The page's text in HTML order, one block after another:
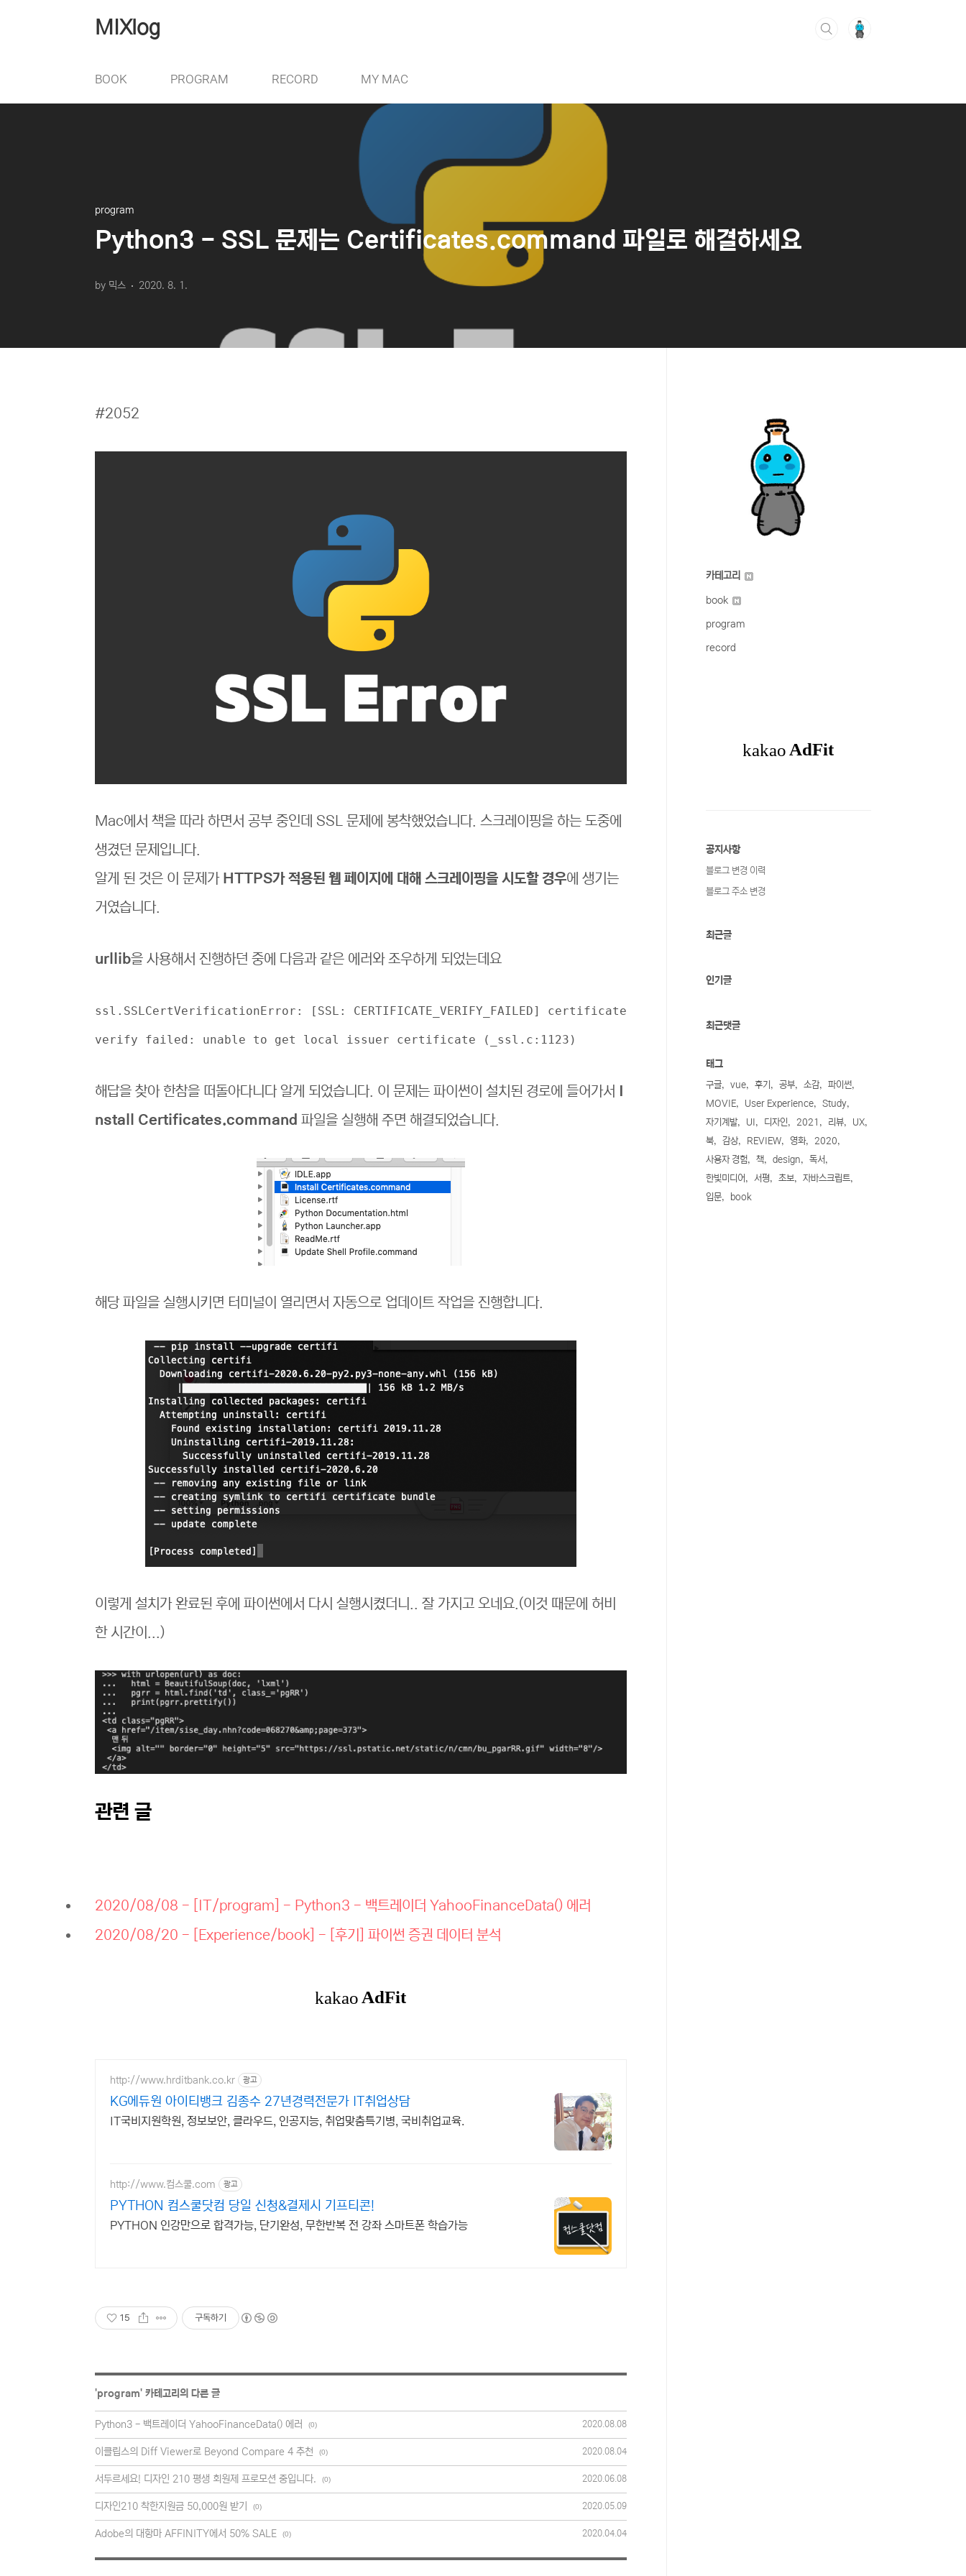
MIXlog
BOOK PROGRAM RECORD MY MAC
program
Python3 - SSL 문제는 Certificates.command 파일로 해결하세요
by 믹스 2020. 8. 1.
#2052
Mac에서 책을 따라 하면서 공부 중인데 SSL 문제에 봉착했었습니다. 스크레이핑을 하는 도중에
생겼던 문제입니다.
알게 된 것은 이 문제가 HTTPS가 적용된 웹 페이지에 대해 스크레이핑을 시도할 경우에 생기는
거였습니다.
urllib을 사용해서 진행하던 중에 다음과 같은 에러와 조우하게 되었는데요
ssl.SSLCertVerificationError: [SSL: CERTIFICATE_VERIFY_FAILED] certificate
verify failed: unable to get local issuer certificate (_ssl.c:1123)
해답을 찾아 한참을 떠돌아다니다 알게 되었습니다. 이 문제는 파이썬이 설치된 경로에 들어가서
nstall Certificates.command 파일을 실행해 주면 해결되었습니다.
해당 파일을 실행시키면 터미널이 열리면서 자동으로 업데이트 작업을 진행합니다.
이렇게 설치가 완료된 후에 파이썬에서 다시 실행시켰더니.. 잘 가지고 오네요.(이것 때문에 허비
한 시간이...)
관련 글
2020/08/08 - [IT/program] - Python3 - 백트레이더 YahooFinanceData() 에러
2020/08/20 - [Experience/book] - [후기] 파이썬 증권 데이터 분석
http://www.hrditbank.co.kr 광고
KG에듀원 아이티뱅크 김종수 27년경력전문가 IT취업상담
IT국비지원학원, 정보보안, 클라우드, 인공지능, 취업맞춤특기병, 국비취업교육.
http://www.컴스쿨.com 광고
PYTHON 컴스쿨닷컴 당일 신청&결제시 기프티콘!
PYTHON 인강만으로 합격가능, 단기완성, 무한반복 전 강좌 스마트폰 학습가능
15 구독하기
'program' 카테고리의 다른 글
Python3 - 백트레이더 YahooFinanceData() 에러 (0) 2020.08.08
이클립스의 Diff Viewer로 Beyond Compare 4 추천 (0) 2020.08.04
서두르세요! 디자인 210 평생 회원제 프로모션 중입니다. (0) 2020.06.08
디자인210 착한지원금 50,000원 받기 (0) 2020.05.09
Adobe의 대항마 AFFINITY에서 50% SALE (0) 2020.04.04
카테고리
book
program
record
공지사항
블로그 변경 이력
블로그 주소 변경
최근글
인기글
최근댓글
태그
구글 vue 후기 공부 소감
파이썬
MOVIE
User Experience
Study
자기계발
UI 디자인 2021 리뷰
UX
북
감상 REVIEW 영화
2020
사용자 경험
책 design
독서
한빛미디어
서평 초보
자바스크립트
입문
book